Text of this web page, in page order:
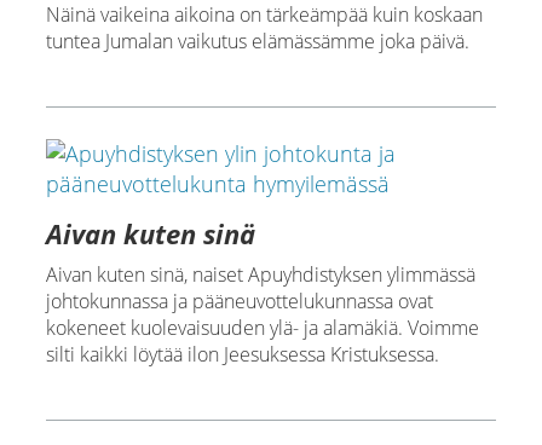
Näinä vaikeina aikoina on tärkeämpää kuin koskaan
tuntea Jumalan vaikutus elämässämme joka päivä.
Aivan kuten sinä
Aivan kuten sinä, naiset Apuyhdistyksen ylimmässä
johtokunnassa ja pääneuvottelukunnassa ovat
kokeneet kuolevaisuuden ylä- ja alamäkiä. Voimme
silti kaikki löytää ilon Jeesuksessa Kristuksessa.